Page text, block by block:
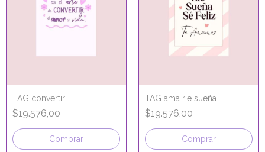
TAG convertir
$19.576,00
Comprar
TAG ama rie sueña
$19.576,00
Comprar